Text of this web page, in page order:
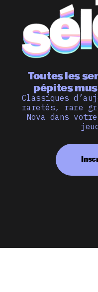
Toutes les
pépites
Classiques
raretés, rare
Nova dans